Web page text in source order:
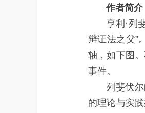
作者简介
亨利·列斐
辩证法之父”
轴，如下图
事件。
列斐伏尔的
的理论与实